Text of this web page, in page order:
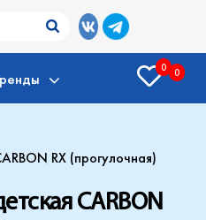
0 0
RX (прогулочная)
CARBON